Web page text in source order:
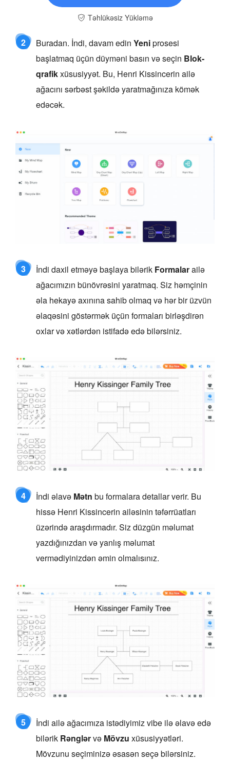
Təhlükəsiz Yükləmə
2 Buradan. İndi, davam edin Yeniprosesi
başlatmaq üçün düyməni basın və seçin Blok-
qrafikxüsusiyyət. Bu, Henri Kissincerin ailə
ağacını sərbəst şəkildə yaratmağınıza kömək
edəcək.
3 İndi daxil etməyə başlaya bilərik Formalarailə
ağacımızın bünövrəsini yaratmaq. Siz həmçinin
əla hekayə axınına sahib olmaq və hər bir üzvün
əlaqəsini göstərmək üçün formaları birləşdirən
oxlar və xətlərdən istifadə edə bilərsiniz.
4 İndi əlavə Mətn bu formalara detallar verir. Bu
hissə Henri Kissincerin ailəsinin təfərrüatları
üzərində araşdırmadır. Siz düzgün məlumat
yazdığınızdan və yanlış məlumat
vermədiyinizdən əmin olmalısınız.
5
İndi ailə ağacımıza istədiyimiz vibe ilə əlavə edə
bilərik Rənglərvə Mövzu xüsusiyyətləri.
Mövzunu seçiminizə əsasən seçə bilərsiniz.